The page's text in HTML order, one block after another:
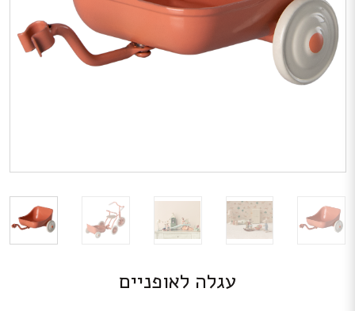
עגלה לאופניים